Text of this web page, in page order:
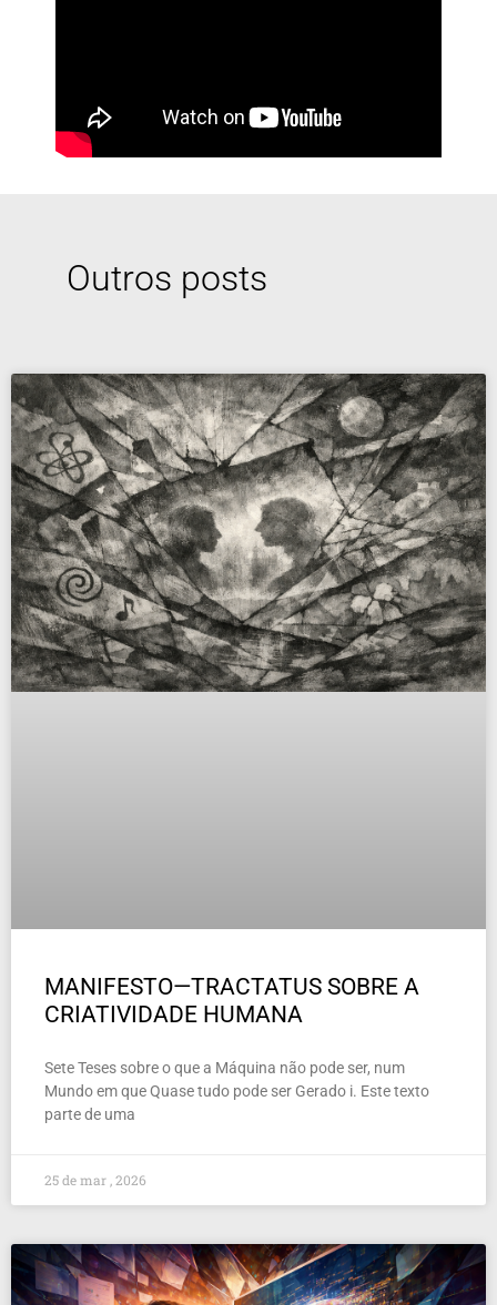
Outros posts
MANIFESTO—TRACTATUS SOBRE A
CRIATIVIDADE HUMANA
Sete Teses sobre o que a Máquina não pode ser, num
Mundo em que Quase tudo pode ser Gerado i. Este texto
parte de uma
25 de mar , 2026